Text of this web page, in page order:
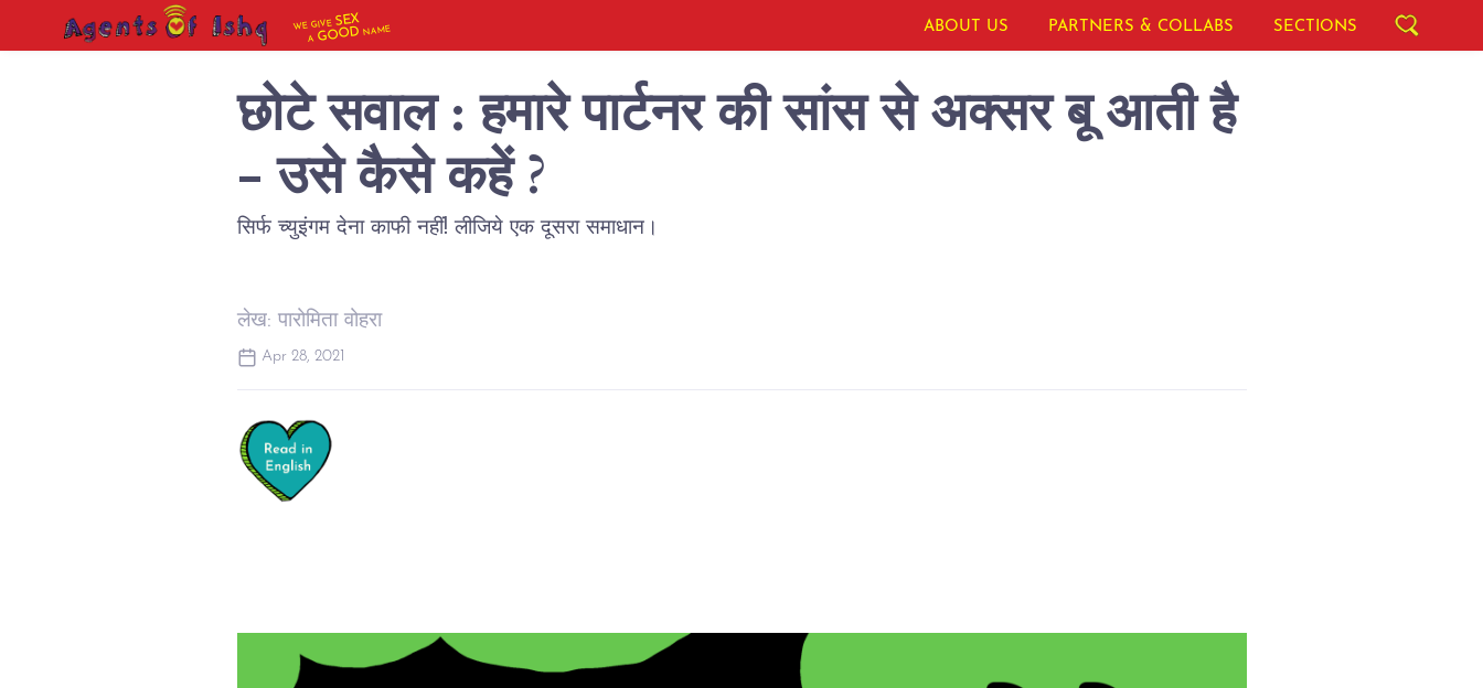
WE GIVESEX
AGOOD NAME ABOUT US PARTNERS & COLLABS SECTIONS
छोटे सवाल : हमारे पार्टनर की सांस से अक्सर बू आती है
- उसे कैसे कहें ?
सिर्फ च्युइंगम देना काफी नहीं! लीजिये एक दूसरा समाधान।
लेख: पारोमिता वोहरा
Apr 28, 2021